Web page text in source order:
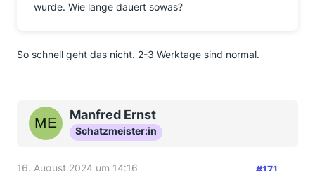
wurde. Wie lange dauert sowas?
So schnell geht das nicht. 2-3 Werktage sind normal.
Manfred Ernst
Schatzmeister:in
16. August 2024 um 14:16